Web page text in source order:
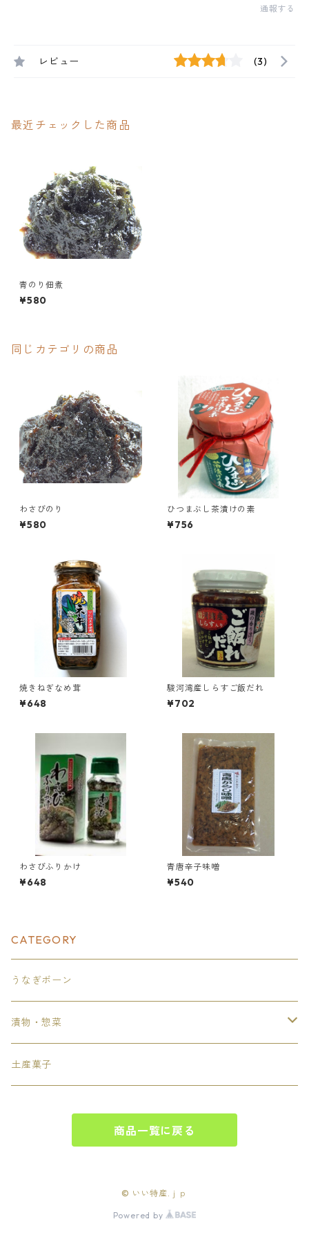
通報する
レビュー (3)
最近チェックした商品
青のり佃煮
¥580
同じカテゴリの商品
わさびのり
¥580
ひつまぶし茶漬けの素
¥756
焼きねぎなめ茸
¥648
駿河湾産しらすご飯だれ
¥702
わさびふりかけ
¥648
青唐辛子味噌
¥540
CATEGORY
うなぎボーン
漬物・惣菜
漬物
土産菓子
商品一覧に戻る
© いい特産.ｊｐ
Powered by